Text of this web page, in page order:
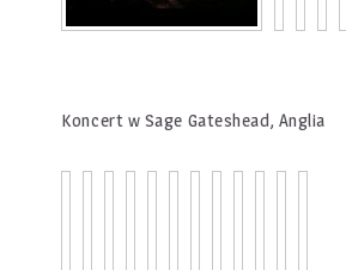
Koncert w Sage Gateshead, Anglia